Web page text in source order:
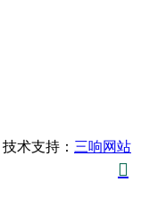
技术支持： 三响网站
